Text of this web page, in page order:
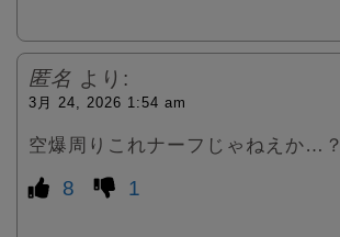
匿名 より:
3月 24, 2026 1:54 am
空爆周りこれナーフじゃねえか…？
8 1